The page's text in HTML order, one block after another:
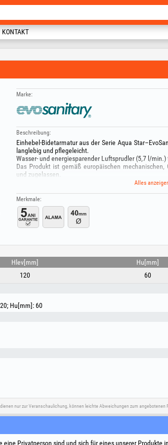
KONTAKT
Marke:
Beschreibung:
Einhebel-Bidetarmatur aus der Serie Aqua
langlebig und pflegeleicht.
Wasser- und energiesparender Luftsprudler (5,7 l/
Das Produkt ist gemäß europäischen
und zugelassen.
Die maximale Temperatur für das Warmwassersystem
oder Seife angefeuchtet ist.
Verwenden Sie niemals Scheuerpulver,
enthalten Säure oder Alkohol oder ein Schleifmittel
Lieferumfang:
- 2 flexible Anschlüsse
Außer Reichweite von Kindern aufbewahren! Das
vorgesehenen Werkzeugen verwenden! Die
Alles
Merkmale:
Hlev[mm]
Hu[mm]
120 60
Hu[mm]: 60
nur zur Veranschaulichung, können leichte Abweichungen zum
Streitbeilegung Nützliche
Privatperson sind und sich für eines unserer Produkte